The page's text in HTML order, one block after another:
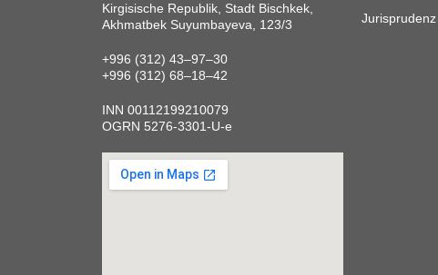
Kirgisische Republik, Stadt Bischkek,
Akhmatbek Suyumbayeva, 123/3
+996 (312) 43‒97‒30
+996 (312) 68‒18‒42
INN 00112199210079
OGRN 5276-3301-U-e
Jurisprudenz